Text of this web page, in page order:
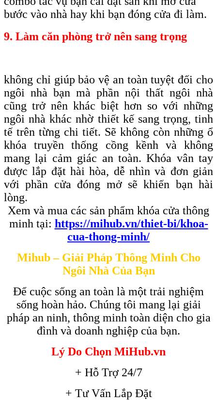
bước vào nhà hay khi bạn đóng cửa đi làm.
9. Làm căn phòng trở nên sang trọng
không chỉ giúp bảo vệ an toàn tuyệt đối cho
ngôi nhà bạn mà phần nội thất ngôi nhà
cũng trở nên khác biệt hơn so với những
ngôi nhà khác nhờ thiết kế sang trọng, tinh
tế trên từng chi tiết. Sẽ không còn những ổ
khóa truyền thống cồng kềnh và không
mang lại cảm giác an toàn. Khóa vân tay
được lắp đặt hài hòa, dễ nhìn và đơn giản
với phần cửa đóng mở sẽ khiến bạn hài
lòng.
Xem và mua các sản phẩm khóa cửa thông
minh tại: https://mihub.vn/thiet-bi/khoa-
cua-thong-minh/
Mihub – Giải Pháp Thông Minh Cho
Ngôi Nhà Của Bạn
Để cuộc sống an toàn là một trải nghiệm
sống hoàn hảo. Chúng tôi mang lại giải
pháp an ninh, thông minh toàn diện cho gia
đình và doanh nghiệp của bạn.
Lý Do Chọn MiHub.vn
+ Hỗ Trợ 24/7
+ Tư Vấn Lắp Đặt